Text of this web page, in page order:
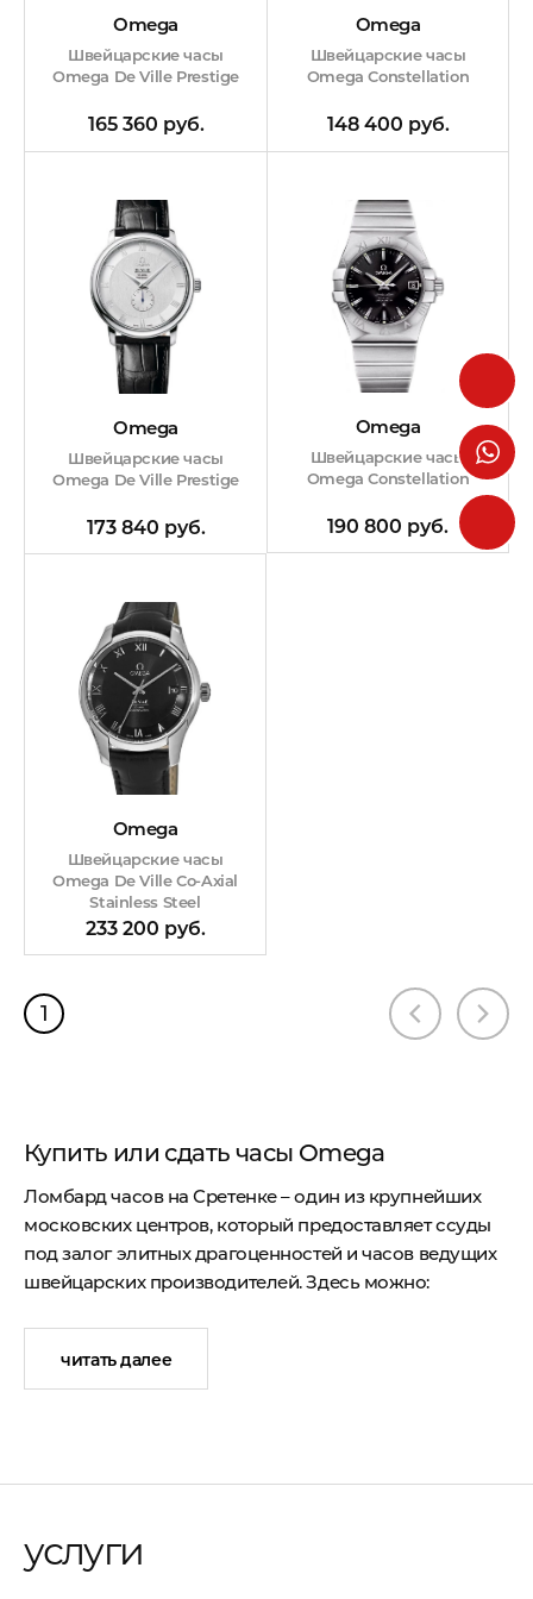
Omega
Швейцарские часы
Omega De Ville Prestige
165 360 руб.
Omega
Швейцарские часы
Omega Constellation
148 400 руб.
Omega
Швейцарские часы
Omega De Ville Prestige
173 840 руб.
Omega
Швейцарские часы
Omega Constellation
190 800 руб.
Omega
Швейцарские часы
Omega De Ville Co-Axial
Stainless Steel
431.13.41.21.01.001
233 200 руб.
1
Купить или сдать часы Omega
Ломбард часов на Сретенке – один из крупнейших
московских центров, который предоставляет ссуды
под залог элитных драгоценностей и часов ведущих
швейцарских производителей. Здесь можно:
заложить швейцарские часы и элитные
средства, а расставаться с ценными вещами
навсегда не хочется;
купить подлинные швейцарские часы или
специализированных салонах.
читать далее
услуги